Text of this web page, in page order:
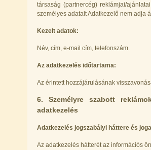
társaság (partnercég) reklámjai/
személyes adatait Adatkezelő nem adja
Kezelt adatok:
Név, cím, e-mail cím, telefonszám.
Az adatkezelés időtartama:
Az érintett hozzájárulásának
6. Személyre szabott
adatkezelés
Adatkezelés jogszabályi háttere és
Az adatkezelés hátterét az információs